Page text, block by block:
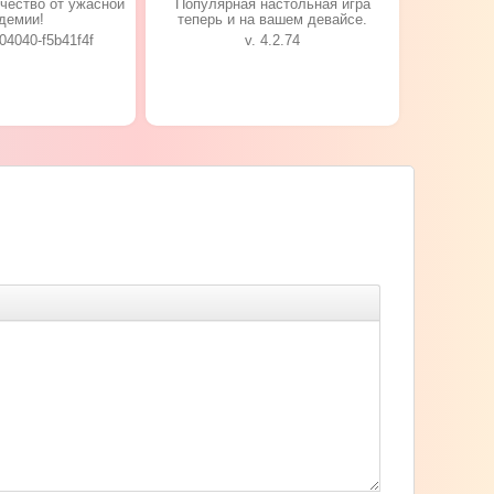
от ужасной
f5b41f4f
Популярная настольная игра
теперь и на вашем девайсе.
v. 4.2.74